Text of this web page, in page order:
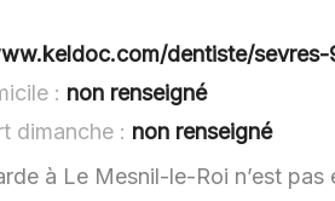
dentiste/sevres-92310/
: non renseigné
dimanche : non renseigné
à Le Mesnil-le-Roi n’est pas